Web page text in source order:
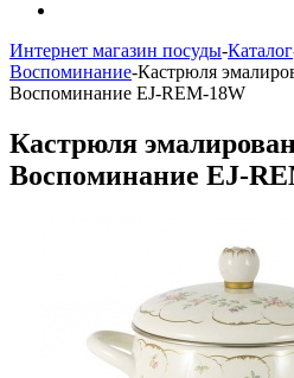
Интернет магазин посуды-Каталог
Воспоминание-Кастрюля
Воспоминание EJ-REM-18W
Кастрюля
Воспоминание EJ-